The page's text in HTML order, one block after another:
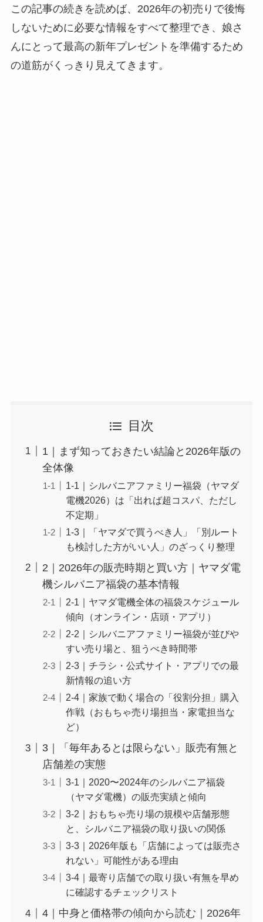
この記事の続きを読めば、2026年の初売りで後悔
しないために必要な情報をすべて整理でき、娘さ
んにとって最高の新年プレゼントを準備するため
の道筋がくっきり見えてきます。
目次
1｜まず知っておきたい結論と2026年版の
全体像
1-1｜シルバニアファミリー福袋（ヤマダ
電機2026）は「出れば超コスパ、ただし
不定期」
1-3｜「ヤマダで買うべき人」「別ルート
も検討した方がいい人」のざっくり整理
2｜2026年の販売時期と買い方｜ヤマダ電
機シルバニア福袋の基本情報
2-1｜ヤマダ電機全体の福袋スケジュール
傾向（オンライン・店頭・アプリ）
2-2｜シルバニアファミリー福袋が並びや
すい売り場と、狙うべき時間帯
2-3｜チラシ・公式サイト・アプリでの最
新情報の追い方
2-4｜家族で動く場合の「役割分担」購入
作戦（おもちゃ売り場担当・家電担当な
ど）
3｜「毎年あるとは限らない」販売有無と
店舗差の実態
3-1｜2020〜2024年のシルバニア福袋
（ヤマダ電機）の販売実績と傾向
3-2｜おもちゃ売り場の規模や店舗形態
と、シルバニア福袋の取り扱いの関係
3-3｜2026年版も「店舗によっては販売さ
れない」可能性がある理由
3-4｜最寄り店舗での取り扱い有無を早め
に確認するチェックリスト
4｜中身と価格帯の傾向から読む｜2026年